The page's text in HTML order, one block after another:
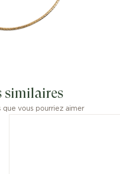
similaires
que vous pourriez aimer